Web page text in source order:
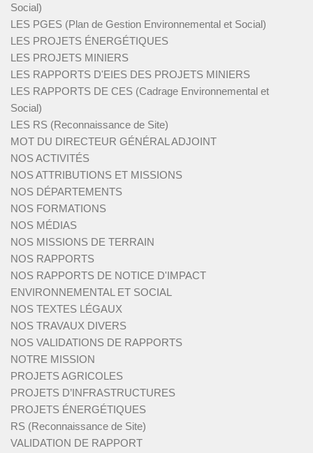
Social)
LES PGES (Plan de Gestion Environnemental et Social)
LES PROJETS ÉNERGÉTIQUES
LES PROJETS MINIERS
LES RAPPORTS D'EIES DES PROJETS MINIERS
LES RAPPORTS DE CES (Cadrage Environnemental et
Social)
LES RS (Reconnaissance de Site)
MOT DU DIRECTEUR GÉNÉRAL ADJOINT
NOS ACTIVITÉS
NOS ATTRIBUTIONS ET MISSIONS
NOS DÉPARTEMENTS
NOS FORMATIONS
NOS MÉDIAS
NOS MISSIONS DE TERRAIN
NOS RAPPORTS
NOS RAPPORTS DE NOTICE D'IMPACT
ENVIRONNEMENTAL ET SOCIAL
NOS TEXTES LÉGAUX
NOS TRAVAUX DIVERS
NOS VALIDATIONS DE RAPPORTS
NOTRE MISSION
PROJETS AGRICOLES
PROJETS D’INFRASTRUCTURES
PROJETS ÉNERGÉTIQUES
RS (Reconnaissance de Site)
VALIDATION DE RAPPORT